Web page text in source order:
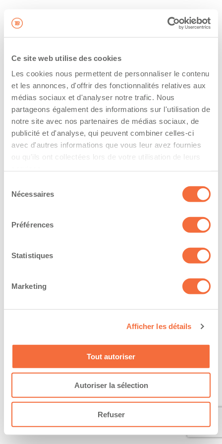
Ce site web utilise des cookies
Les cookies nous permettent de personnaliser le contenu
et les annonces, d'offrir des fonctionnalités relatives aux
médias sociaux et d'analyser notre trafic. Nous
partageons également des informations sur l'utilisation de
notre site avec nos partenaires de médias sociaux, de
publicité et d'analyse, qui peuvent combiner celles-ci
avec d'autres informations que vous leur avez fournies
ou qu'ils ont collectées lors de votre utilisation de leurs
Nécessaires
Préférences
Statistiques
Marketing
Afficher les détails
Tout autoriser
Autoriser la sélection
Refuser